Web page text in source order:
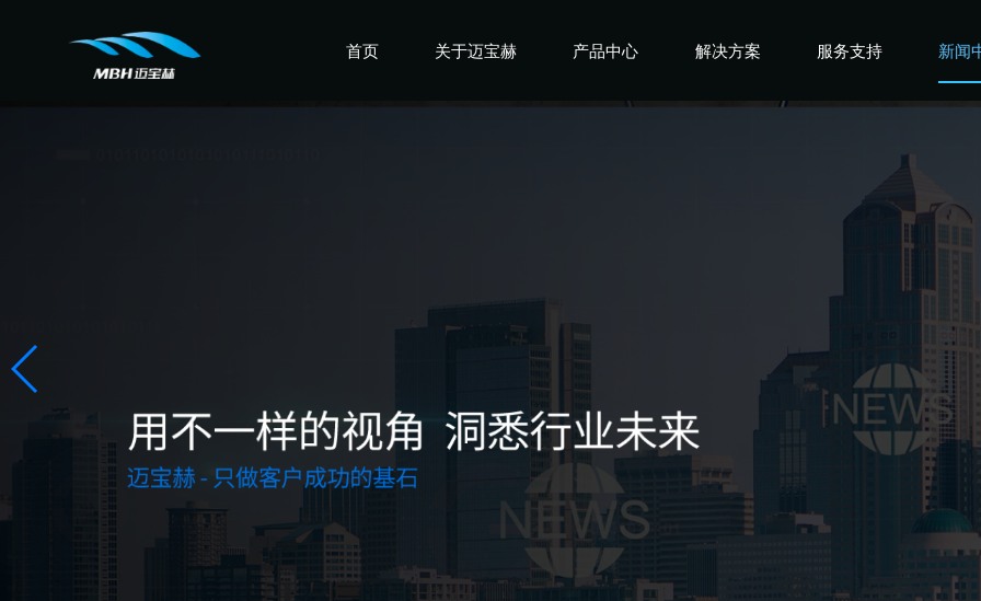
首页 关于迈宝赫 产品中心 解决方案 服务支持 新闻